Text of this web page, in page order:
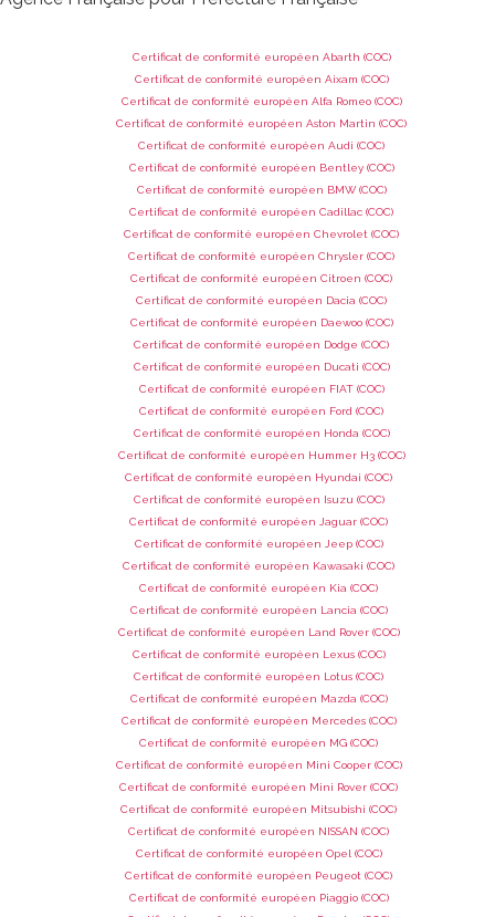
Certificat de conformité européen Abarth (COC)
Certificat de conformité européen Aixam (COC)
Certificat de conformité européen Alfa Romeo (COC)
Certificat de conformité européen Aston Martin (COC)
Certificat de conformité européen Audi (COC)
Certificat de conformité européen Bentley (COC)
Certificat de conformité européen BMW (COC)
Certificat de conformité européen Cadillac (COC)
Certificat de conformité européen Chevrolet (COC)
Certificat de conformité européen Chrysler (COC)
Certificat de conformité européen Citroen (COC)
Certificat de conformité européen Dacia (COC)
Certificat de conformité européen Daewoo (COC)
Certificat de conformité européen Dodge (COC)
Certificat de conformité européen Ducati (COC)
Certificat de conformité européen FIAT (COC)
Certificat de conformité européen Ford (COC)
Certificat de conformité européen Honda (COC)
Certificat de conformité européen Hummer H3 (COC)
Certificat de conformité européen Hyundai (COC)
Certificat de conformité européen Isuzu (COC)
Certificat de conformité européen Jaguar (COC)
Certificat de conformité européen Jeep (COC)
Certificat de conformité européen Kawasaki (COC)
Certificat de conformité européen Kia (COC)
Certificat de conformité européen Lancia (COC)
Certificat de conformité européen Land Rover (COC)
Certificat de conformité européen Lexus (COC)
Certificat de conformité européen Lotus (COC)
Certificat de conformité européen Mazda (COC)
Certificat de conformité européen Mercedes (COC)
Certificat de conformité européen MG (COC)
Certificat de conformité européen Mini Cooper (COC)
Certificat de conformité européen Mini Rover (COC)
Certificat de conformité européen Mitsubishi (COC)
Certificat de conformité européen NISSAN (COC)
Certificat de conformité européen Opel (COC)
Certificat de conformité européen Peugeot (COC)
Certificat de conformité européen Piaggio (COC)